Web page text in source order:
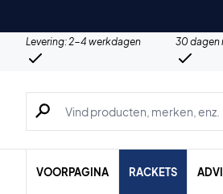
Levering: 2-4 werkdagen 30 dagen
Zoeken naar producten, merken
VOORPAGINA RACKETS